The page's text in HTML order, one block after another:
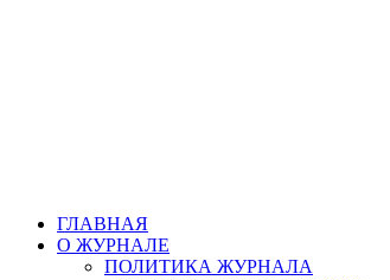
ГЛАВНАЯ
О ЖУРНАЛЕ
ПОЛИТИКА ЖУРНАЛА